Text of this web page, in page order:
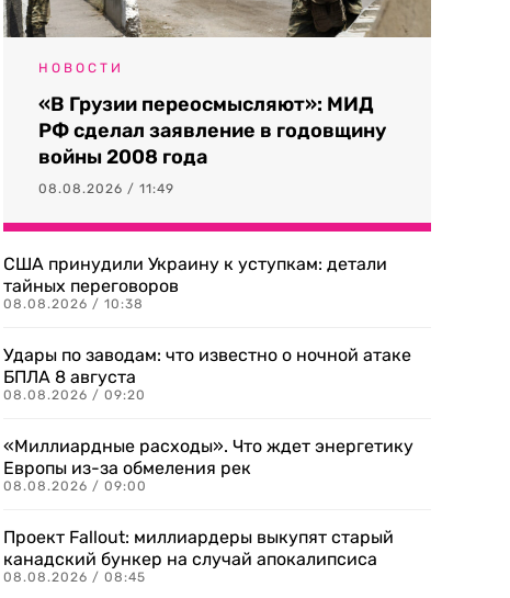
НОВОСТИ
«В Грузии переосмысляют»: МИД
РФ сделал заявление в годовщину
войны 2008 года
08.08.2026 / 11:49
США принудили Украину к уступкам: детали
тайных переговоров
08.08.2026 / 10:38
Удары по заводам: что известно о ночной атаке
БПЛА 8 августа
08.08.2026 / 09:20
«Миллиардные расходы». Что ждет энергетику
Европы из-за обмеления рек
08.08.2026 / 09:00
Проект Fallout: миллиардеры выкупят старый
канадский бункер на случай апокалипсиса
08.08.2026 / 08:45